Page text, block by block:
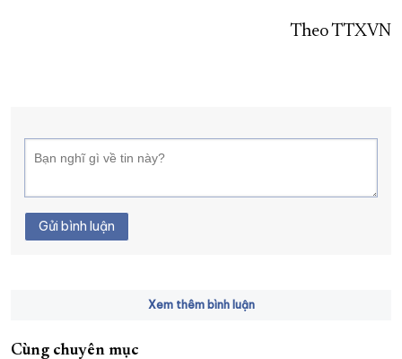
Theo TTXVN
Gửi bình luận
Xem thêm bình luận
Cùng chuyên mục